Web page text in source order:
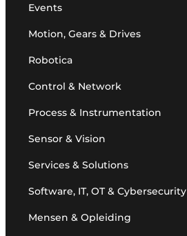
Events
Motion, Gears & Drives
Robotica
Control & Network
Process & Instrumentation
Sensor & Vision
Services & Solutions
Software, IT, OT & Cybersecurity
Mensen & Opleiding